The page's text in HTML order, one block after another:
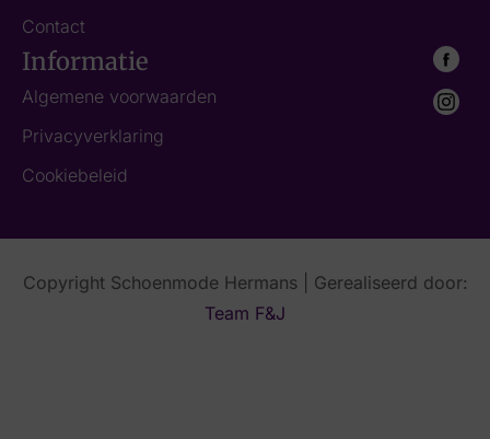
Contact
Informatie
Algemene voorwaarden
Privacyverklaring
Cookiebeleid
Copyright Schoenmode Hermans | Gerealiseerd door:
Team F&J